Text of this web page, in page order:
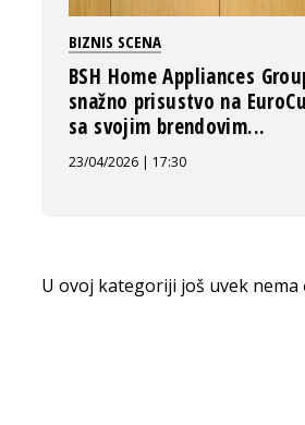
BIZNIS SCENA
BSH Home Appliances
snažno prisustvo na
sa svojim brendovim...
23/04/2026 | 17:30
U ovoj kategoriji još uvek nema